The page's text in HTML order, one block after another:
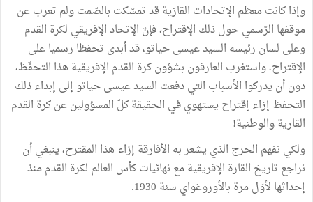
وإذا كانت معظم الإتحادات القارّية قد تمسّكت بالصّمت ولم تعرب عن
موقفها الرّسمي حول ذلك الإقتراح، فإنّ الإتحاد الإفريقي لكرة القدم
وعلى لسان رئيسه السيد عيسى حياتو، قد أبدى تحفظا رسميا على
الإقتراح، واستغرب العارفون بشؤون كرة القدم الإفريقية هذا التحفّظ،
دون أن يدركوا الأسباب التي دفعت السيد عيسى حياتو إلى إبداء ذلك
التحفظ إزاء إقتراح يستهوي في الحقيقة كلّ المسؤولين عن كرة القدم
القارية والوطنية!
ولكي نفهم الحرج الذي يشعر به الأفارقة إزاء هذا المقترح، ينبغي أن
نراجع تاريخ القارة الإفريقية مع نهائيات كأس العالم لكرة القدم منذ
إحداثها لأوّل مرة بالأوروغواي سنة 1930.